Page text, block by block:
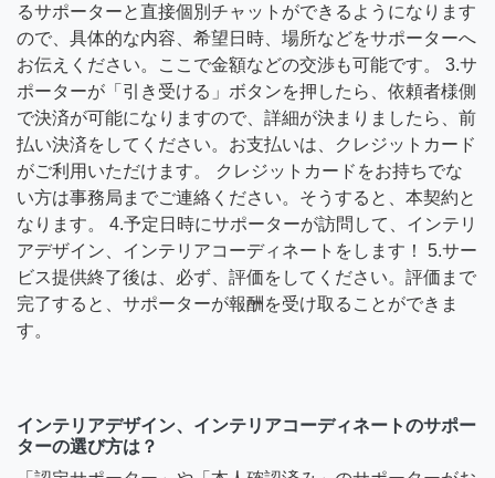
るサポーターと直接個別チャットができるようになります
ので、具体的な内容、希望日時、場所などをサポーターへ
お伝えください。ここで金額などの交渉も可能です。 3.サ
ポーターが「引き受ける」ボタンを押したら、依頼者様側
で決済が可能になりますので、詳細が決まりましたら、前
払い決済をしてください。お支払いは、クレジットカード
がご利用いただけます。 クレジットカードをお持ちでな
い方は事務局までご連絡ください。そうすると、本契約と
なります。 4.予定日時にサポーターが訪問して、インテリ
アデザイン、インテリアコーディネートをします！ 5.サー
ビス提供終了後は、必ず、評価をしてください。評価まで
完了すると、サポーターが報酬を受け取ることができま
す。
インテリアデザイン、インテリアコーディネートのサポー
ターの選び方は？